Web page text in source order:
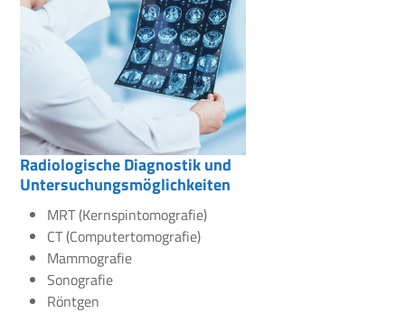
Radiologische Diagnostik und
Untersuchungsmöglichkeiten
MRT (Kernspintomografie)
CT (Computertomografie)
Mammografie
Sonografie
Röntgen